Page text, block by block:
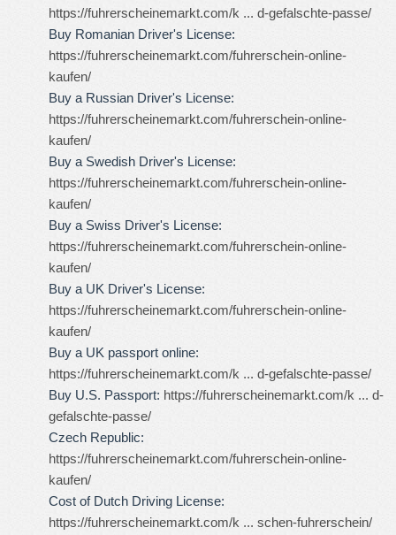
https://fuhrerscheinemarkt.com/k ... d-gefalschte-passe/
Buy Romanian Driver's License:
https://fuhrerscheinemarkt.com/fuhrerschein-online-
kaufen/
Buy a Russian Driver's License:
https://fuhrerscheinemarkt.com/fuhrerschein-online-
kaufen/
Buy a Swedish Driver's License:
https://fuhrerscheinemarkt.com/fuhrerschein-online-
kaufen/
Buy a Swiss Driver's License:
https://fuhrerscheinemarkt.com/fuhrerschein-online-
kaufen/
Buy a UK Driver's License:
https://fuhrerscheinemarkt.com/fuhrerschein-online-
kaufen/
Buy a UK passport online:
https://fuhrerscheinemarkt.com/k ... d-gefalschte-passe/
Buy U.S. Passport: https://fuhrerscheinemarkt.com/k ... d-
gefalschte-passe/
Czech Republic:
https://fuhrerscheinemarkt.com/fuhrerschein-online-
kaufen/
Cost of Dutch Driving License:
https://fuhrerscheinemarkt.com/k ... schen-fuhrerschein/